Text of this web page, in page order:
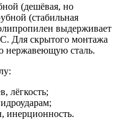
(дешёвая, но
(стабильная
выдерживает
Для скрытого монтажа
нержавеющую сталь.
лёгкость;
инерционность.